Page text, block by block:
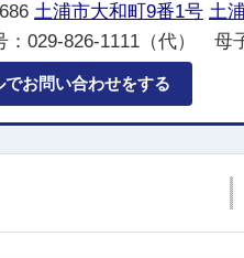
土浦市大和町9番1号 土
：029-826-1111（代） 母
でお問い合わせをする